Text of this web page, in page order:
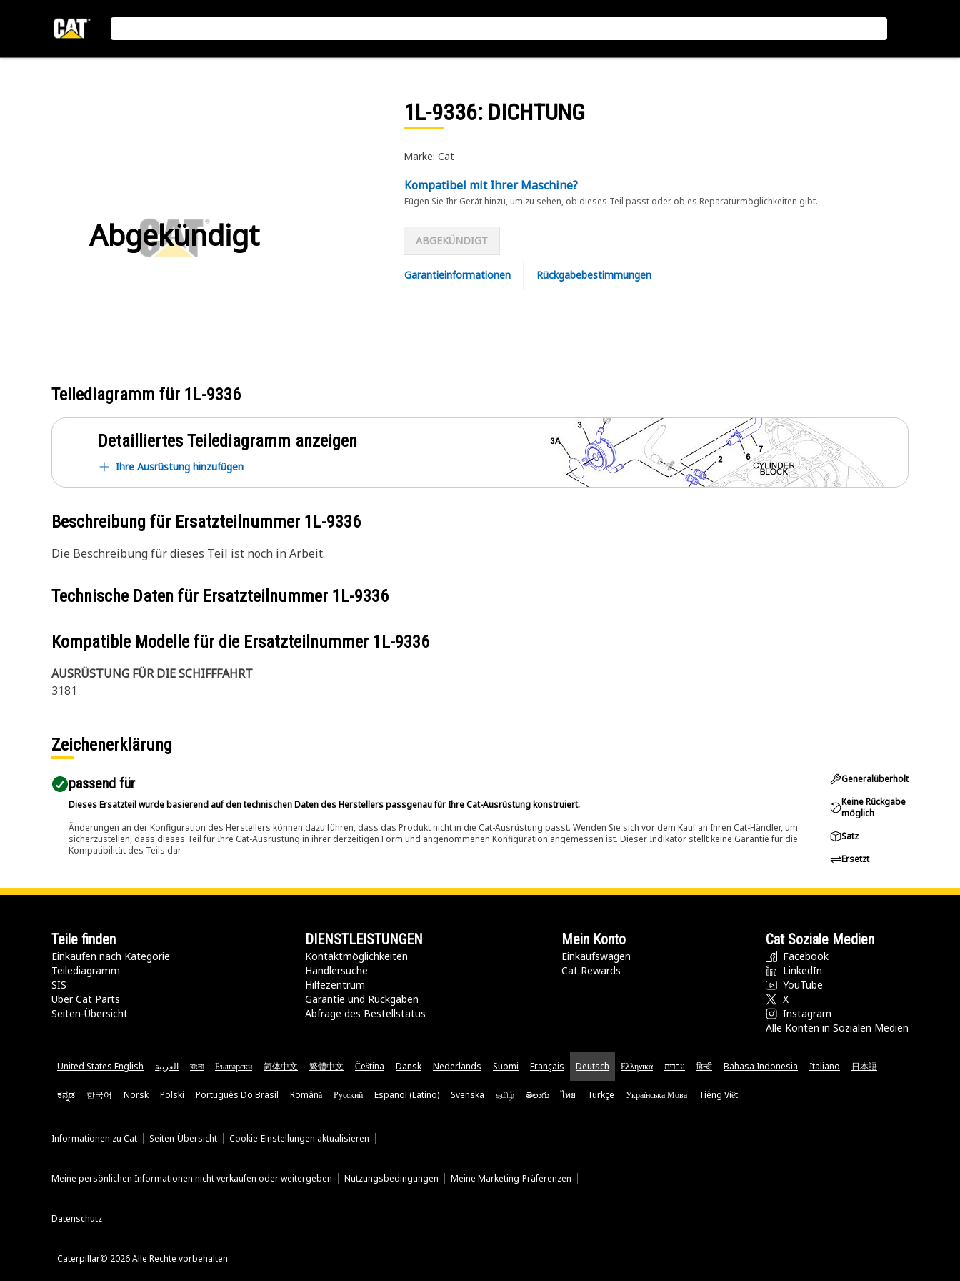
Abgekündigt
1L-9336: DICHTUNG
Marke: Cat
Kompatibel mit Ihrer Maschine?
Fügen Sie Ihr Gerät hinzu, um zu sehen, ob dieses Teil passt oder ob es Reparaturmöglichkeiten gibt.
ABGEKÜNDIGT
Garantieinformationen Rückgabebestimmungen
Teilediagramm für 1L-9336
Detailliertes Teilediagramm anzeigen
Ihre Ausrüstung hinzufügen
Beschreibung für Ersatzteilnummer 1L-9336
Die Beschreibung für dieses Teil ist noch in Arbeit.
Technische Daten für Ersatzteilnummer 1L-9336
Kompatible Modelle für die Ersatzteilnummer 1L-9336
AUSRÜSTUNG FÜR DIE SCHIFFFAHRT
3181
Zeichenerklärung
passend für​
Dieses Ersatzteil wurde basierend auf den technischen Daten des Herstellers passgenau für Ihre Cat-Ausrüstung konstruiert.
Änderungen an der Konfiguration des Herstellers können dazu führen, dass das Produkt nicht in die Cat-Ausrüstung passt. Wenden Sie sich vor dem Kauf an Ihren Cat-Händler, um
sicherzustellen, dass dieses Teil für Ihre Cat-Ausrüstung in ihrer derzeitigen Form und angenommenen Konfiguration angemessen ist. Dieser Indikator stellt keine Garantie für die
Kompatibilität des Teils dar.
Generalüberholt
Keine Rückgabe
möglich
Satz
Ersetzt
Teile finden
Einkaufen nach Kategorie
Teilediagramm
SIS
Über Cat Parts
Seiten-Übersicht
DIENSTLEISTUNGEN
Kontaktmöglichkeiten​
Händlersuche
Hilfezentrum
Garantie und Rückgaben
Abfrage des Bestellstatus
Mein Konto
Einkaufswagen
Cat Rewards
Cat Soziale Medien
Facebook
LinkedIn
YouTube
X
Instagram
Alle Konten in Sozialen Medien
United States English العربية বাংলা Български 简体中文 繁體中文 Čeština Dansk Nederlands Suomi Français Deutsch Ελληνικά עברית हिन्दी Bahasa Indonesia Italiano 日本語
ಕನ್ನಡ 한국어 Norsk Polski Português Do Brasil Română Русский Español (Latino) Svenska தமிழ் తెలుగు ไทย Türkçe Українська Мова Tiếng Việt
Informationen zu Cat Seiten-Übersicht Cookie-Einstellungen aktualisieren
Meine persönlichen Informationen nicht verkaufen oder weitergeben Nutzungsbedingungen Meine Marketing-Präferenzen
Datenschutz
Caterpillar© 2026 Alle Rechte vorbehalten